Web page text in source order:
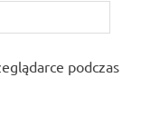
podczas